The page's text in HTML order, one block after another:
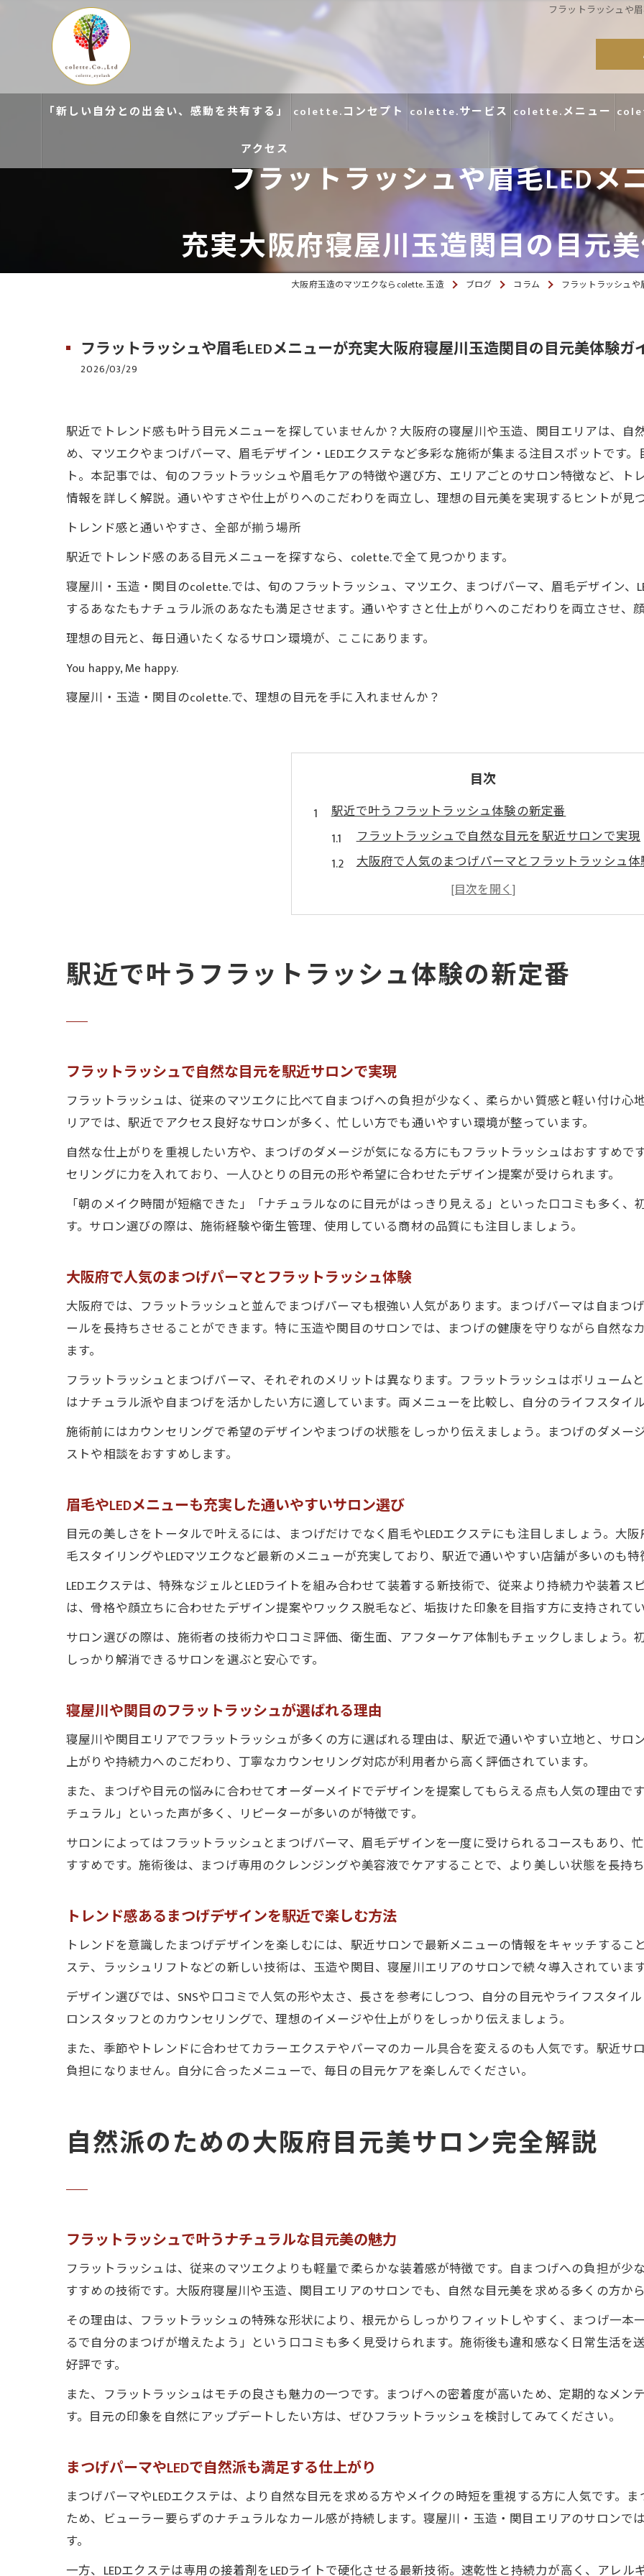
フラットラッシュや
「新しい自分との出会い、感動を共有する」 colette.コンセプト colette.サービス colette.メニュー
アクセス
コラム
口コミ
フラットラッシュや眉毛LEDメ
充実大阪府寝屋川玉造関目の目元
大阪府玉造のマツエクならcolette. 玉造 ブログ コラム フラットラッシュ
フラットラッシュや眉毛LEDメニューが充実大阪府寝屋川玉造関目の目元美体験ガ
2026/03/29
駅近でトレンド感も叶う目元メニューを探していませんか？大阪府の寝屋川や玉造、関目エリアは、
め、マツエクやまつげパーマ、眉毛デザイン・LEDエクステなど多彩な施術が集まる注目スポットです
ト。本記事では、旬のフラットラッシュや眉毛ケアの特徴や選び方、エリアごとのサロン特徴など、
情報を詳しく解説。通いやすさや仕上がりへのこだわりを両立し、理想の目元美を実現するヒントが見
トレンド感と通いやすさ、全部が揃う場所
駅近でトレンド感のある目元メニューを探すなら、colette.で全て見つかります。
寝屋川・玉造・関目のcolette.では、旬のフラットラッシュ、マツエク、まつげパーマ、眉毛デザイン、
するあなたもナチュラル派のあなたも満足させます。通いやすさと仕上がりへのこだわりを両立させ、
理想の目元と、毎日通いたくなるサロン環境が、ここにあります。
You happy, Me happy.
寝屋川・玉造・関目のcolette.で、理想の目元を手に入れませんか？
目次
駅近で叶うフラットラッシュ体験の新定番
フラットラッシュで自然な目元を駅近サロンで実現
大阪府で人気のまつげパーマとフラットラッシュ
眉毛やLEDメニューも充実した通いやすいサロン選
寝屋川や関目のフラットラッシュが選ばれる理由
自然派のための大阪府目元美サロン完全解説
フラットラッシュで叶うナチュラルな目元美の魅力
駅近サロンで叶える理想のナチュラル美人計画
まつげパーマもフラットラッシュも長持ちの秘訣
大阪府サロンで実践するモチ重視のケアポイント
目元美を長く楽しむためのサロン選びのコツ
LEDフラットラッシュで叶える理想の目元デザイン
大阪府で注目のLEDマツエクとフラットラッシュ比
LED技術導入サロンで感じる自然な仕上がりの違い
フラットラッシュとLEDで叶う最新トレンド体験
寝屋川や玉造で人気のフラットラッシュメニュー
駅近サロンで叶う多彩な目元メニューの魅力
口コミで話題のフラットラッシュ施術体験談
眉毛とまつげを美しく魅せる選び方のコツ
フラットラッシュと眉毛デザインの相性を解説
自然な目元を作る眉毛とまつげメニューの選び方
LEDエクステと眉毛ケアで叶う垢抜けデザイン
監修者：colette.スタッフ
駅近で叶うフラットラッシュ体験の新定番
フラットラッシュで自然な目元を駅近サロンで実現
フラットラッシュは、従来のマツエクに比べて自まつげへの負担が少なく、柔らかい質感と軽い付け心
リアでは、駅近でアクセス良好なサロンが多く、忙しい方でも通いやすい環境が整っています。
自然な仕上がりを重視したい方や、まつげのダメージが気になる方にもフラットラッシュはおすすめ
セリングに力を入れており、一人ひとりの目元の形や希望に合わせたデザイン提案が受けられます。
「朝のメイク時間が短縮できた」「ナチュラルなのに目元がはっきり見える」といった口コミも多く
す。サロン選びの際は、施術経験や衛生管理、使用している商材の品質にも注目しましょう。
大阪府で人気のまつげパーマとフラットラッシュ体験
大阪府では、フラットラッシュと並んでまつげパーマも根強い人気があります。まつげパーマは自まつ
ールを長持ちさせることができます。特に玉造や関目のサロンでは、まつげの健康を守りながら自然
ます。
フラットラッシュとまつげパーマ、それぞれのメリットは異なります。フラットラッシュはボリューム
はナチュラル派や自まつげを活かしたい方に適しています。両メニューを比較し、自分のライフスタイ
施術前にはカウンセリングで希望のデザインやまつげの状態をしっかり伝えましょう。まつげのダメ
ストや相談をおすすめします。
眉毛やLEDメニューも充実した通いやすいサロン選び
目元の美しさをトータルで叶えるには、まつげだけでなく眉毛やLEDエクステにも注目しましょう。大
毛スタイリングやLEDマツエクなど最新のメニューが充実しており、駅近で通いやすい店舗が多いのも特
LEDエクステは、特殊なジェルとLEDライトを組み合わせて装着する新技術で、従来より持続力や装着
は、骨格や顔立ちに合わせたデザイン提案やワックス脱毛など、垢抜けた印象を目指す方に支持されて
サロン選びの際は、施術者の技術力や口コミ評価、衛生面、アフターケア体制もチェックしましょう
しっかり解消できるサロンを選ぶと安心です。
寝屋川や関目のフラットラッシュが選ばれる理由
寝屋川や関目エリアでフラットラッシュが多くの方に選ばれる理由は、駅近で通いやすい立地と、サロ
上がりや持続力へのこだわり、丁寧なカウンセリング対応が利用者から高く評価されています。
また、まつげや目元の悩みに合わせてオーダーメイドでデザインを提案してもらえる点も人気の理由で
チュラル」といった声が多く、リピーターが多いのが特徴です。
サロンによってはフラットラッシュとまつげパーマ、眉毛デザインを一度に受けられるコースもあり、
すすめです。施術後は、まつげ専用のクレンジングや美容液でケアすることで、より美しい状態を長持
トレンド感あるまつげデザインを駅近で楽しむ方法
トレンドを意識したまつげデザインを楽しむには、駅近サロンで最新メニューの情報をキャッチするこ
ステ、ラッシュリフトなどの新しい技術は、玉造や関目、寝屋川エリアのサロンで続々導入されていま
デザイン選びでは、SNSや口コミで人気の形や太さ、長さを参考にしつつ、自分の目元やライフスタイ
ロンスタッフとのカウンセリングで、理想のイメージや仕上がりをしっかり伝えましょう。
また、季節やトレンドに合わせてカラーエクステやパーマのカール具合を変えるのも人気です。駅近
負担になりません。自分に合ったメニューで、毎日の目元ケアを楽しんでください。
自然派のための大阪府目元美サロン完全解説
フラットラッシュで叶うナチュラルな目元美の魅力
フラットラッシュは、従来のマツエクよりも軽量で柔らかな装着感が特徴です。自まつげへの負担が
すすめの技術です。大阪府寝屋川や玉造、関目エリアのサロンでも、自然な目元美を求める多くの方か
その理由は、フラットラッシュの特殊な形状により、根元からしっかりフィットしやすく、まつげ一本
るで自分のまつげが増えたよう」という口コミも多く見受けられます。施術後も違和感なく日常生活
好評です。
また、フラットラッシュはモチの良さも魅力の一つです。まつげへの密着度が高いため、定期的なメン
す。目元の印象を自然にアップデートしたい方は、ぜひフラットラッシュを検討してみてください。
まつげパーマやLEDで自然派も満足する仕上がり
まつげパーマやLEDエクステは、より自然な目元を求める方やメイクの時短を重視する方に人気です。
ため、ビューラー要らずのナチュラルなカール感が持続します。寝屋川・玉造・関目エリアのサロンで
す。
一方、LEDエクステは専用の接着剤をLEDライトで硬化させる最新技術。速乾性と持続力が高く、アレ